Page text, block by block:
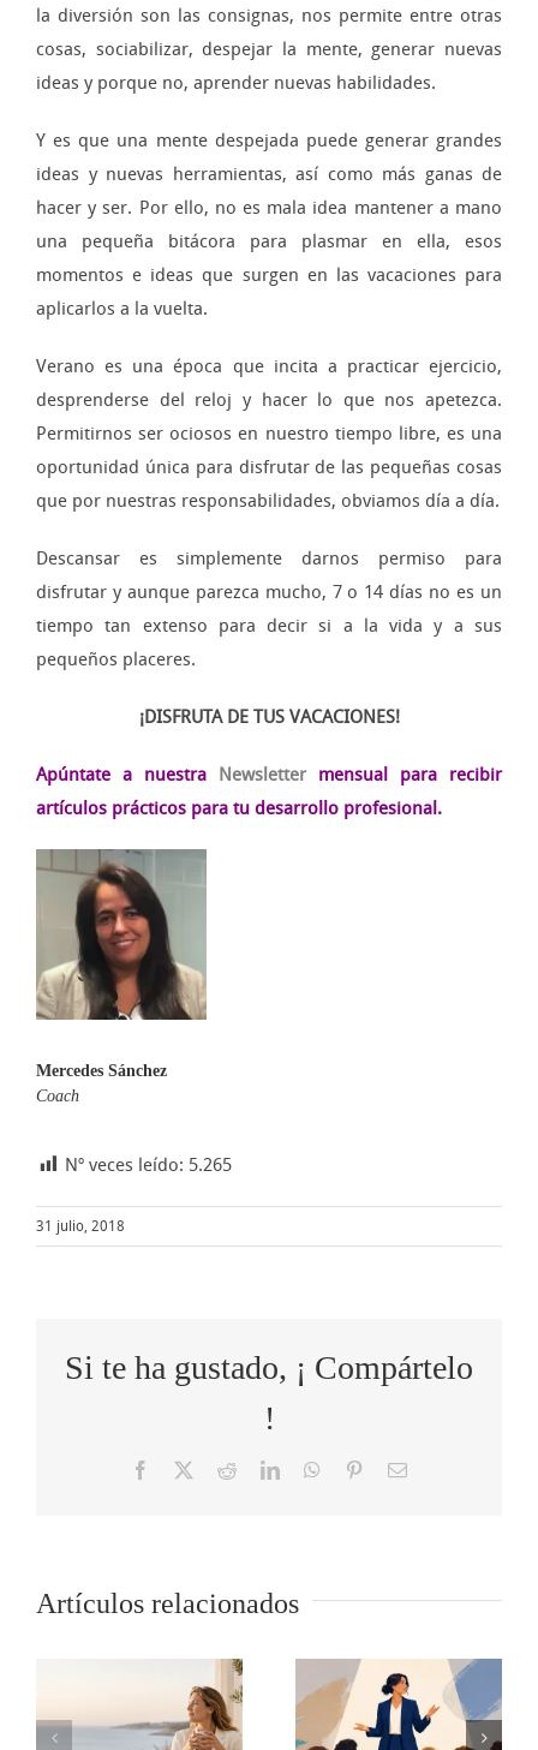
la diversión son las consignas, nos permite entre otras
cosas, sociabilizar, despejar la mente, generar nuevas
ideas y porque no, aprender nuevas habilidades.
Y es que una mente despejada puede generar grandes
ideas y nuevas herramientas, así como más ganas de
hacer y ser. Por ello, no es mala idea mantener a mano
una pequeña bitácora para plasmar en ella, esos
momentos e ideas que surgen en las vacaciones para
aplicarlos a la vuelta.
Verano es una época que incita a practicar ejercicio,
desprenderse del reloj y hacer lo que nos apetezca.
Permitirnos ser ociosos en nuestro tiempo libre, es una
oportunidad única para disfrutar de las pequeñas cosas
que por nuestras responsabilidades, obviamos día a día.
Descansar es simplemente darnos permiso para
disfrutar y aunque parezca mucho, 7 o 14 días no es un
tiempo tan extenso para decir si a la vida y a sus
pequeños placeres.
¡DISFRUTA DE TUS VACACIONES!
Apúntate a nuestra Newslettermensual para recibir
artículos prácticos para tu desarrollo profesional.
Mercedes Sánchez
Coach
Nº veces leído: 5.265
31 julio, 2018
Si te ha gustado, ¡ Compártelo
!
Facebook RedditLinkedInWhatsApp
PinterestCorreo
Artículos relacionados
comunicar
en público
Cómo
las quejas
de un